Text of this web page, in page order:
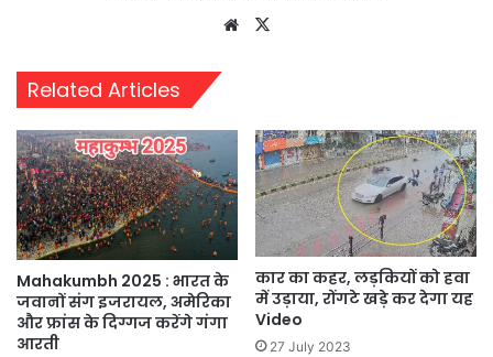
Website
Related Articles
Mahakumbh 2025 : भारत के
जवानों संग इजरायल, अमेरिका
और फ्रांस के दिग्गज करेंगे गंगा
आरती
कार का कहर, लड़कियों को हवा
में उड़ाया, रोंगटे खड़े कर देगा यह
Video
27 July 2023